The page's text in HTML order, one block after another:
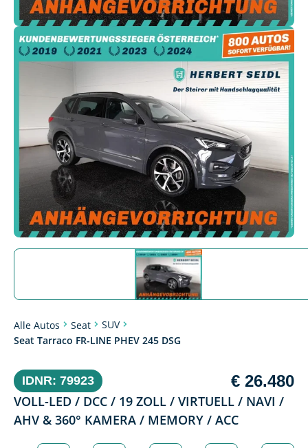
Alle Autos Seat
SUV
Seat Tarraco FR-LINE PHEV 245 DSG
IDNR: 79923 € 26.480
VOLL-LED / DCC / 19 ZOLL / VIRTUELL / NAVI /
AHV & 360° KAMERA / MEMORY / ACC